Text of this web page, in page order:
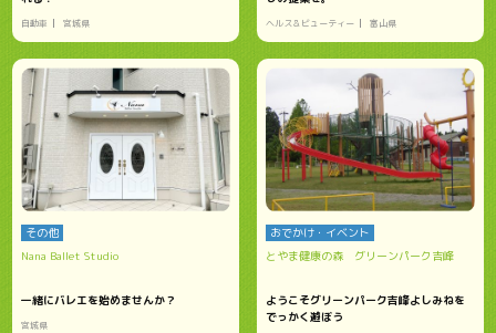
自動車 宮城県 ヘルス＆ビューティー 富山県
その他
Nana Ballet Studio
一緒にバレエを始めませんか？
宮城県
おでかけ・イベント
とやま健康の森 グリーンパーク吉峰
ようこそグリーンパーク吉峰よしみねを
でっかく遊ぼう